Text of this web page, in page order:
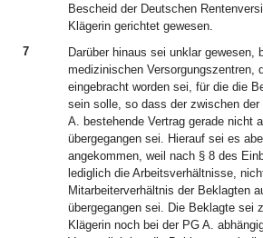
Bescheid der Deutschen
Klägerin gerichtet gewesen.
7
Darüber hinaus sei unklar gewesen,
medizinischen Versorgungszentren,
eingebracht worden sei, für die die
sein solle, so dass der zwischen
A. bestehende Vertrag gerade nicht
übergegangen sei. Hierauf sei es
angekommen, weil nach § 8 des
lediglich die Arbeitsverhältnisse,
Mitarbeiterverhältnis der Beklagten
übergegangen sei. Die Beklagte sei
Klägerin noch bei der PG A.